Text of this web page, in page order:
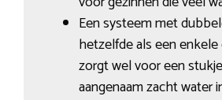
Een systeem met
hetzelfde als een enkele
zorgt wel voor een
aangenaam zacht water